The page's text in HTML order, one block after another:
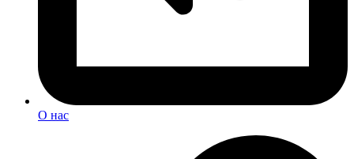
О нас